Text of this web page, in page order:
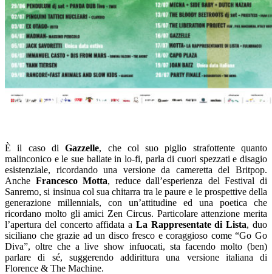
È il caso diGazzelle, che col suo piglio strafottente quanto
malinconico e le sue ballate in lo-fi, parla di cuori spezzati e disagio
esistenziale, ricordando una versione da cameretta del Britpop.
Anche Francesco Motta, reduce dall’esperienza del Festival di
Sanremo, si insinua col sua chitarra tra le paure e le prospettive della
generazione millennials, con un’attitudine ed una poetica che
ricordano molto gli amici Zen Circus. Particolare attenzione merita
l’apertura del concerto affidata a La Rappresentate di Lista, duo
siciliano che grazie ad un disco fresco e coraggioso come “Go Go
Diva”, oltre che a live show infuocati, sta facendo molto (ben)
parlare di sé, suggerendo addirittura una versione italiana di
Florence & The Machine.